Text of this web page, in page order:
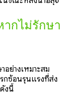
กไม่รักษา
ย่างเหมาะสม
กซ้อนรุนแรงที่ส่ง
งนี้